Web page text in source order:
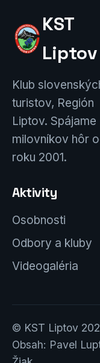
KST
Liptov
Klub
turistov, Región
Liptov. Spájame
milovníkov hôr
roku 2001.
Aktivity
Osobnosti
Odbory a kluby
Videogaléria
© KST Liptov
Obsah: Pavel